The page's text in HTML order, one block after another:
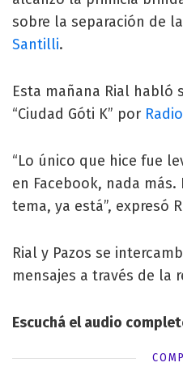
sobre la separación de
Santilli.
Esta mañana Rial habló
“Ciudad Góti K” por
“Lo único que hice fue
en Facebook, nada
tema, ya está”, expresó
Rial y Pazos se
mensajes a través de la
Escuchá el audio